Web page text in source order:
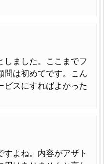
しました。ここまでフ
問は初めてです。こん
ビスにすればよかった
よね。内容がアザト